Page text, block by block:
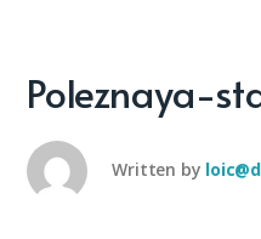
Poleznaya-
Written by